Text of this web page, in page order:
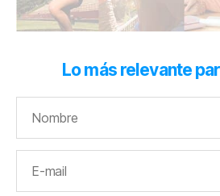
Lo más relevante